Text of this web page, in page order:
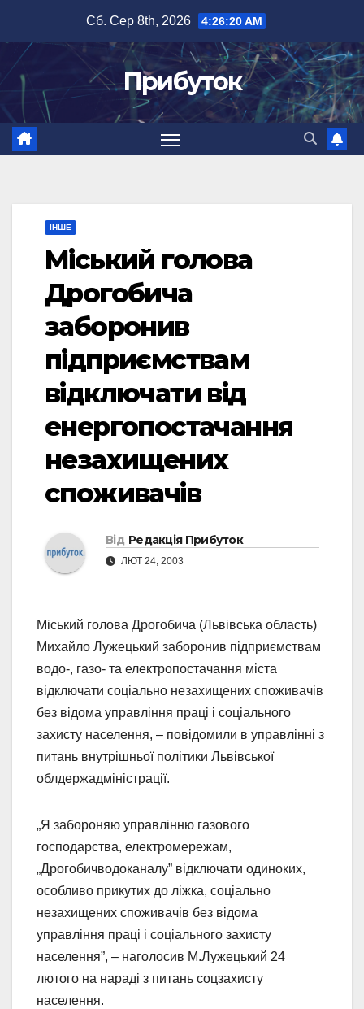
вмісту
Сб. Сер 8th, 2026 4:26:20 AM
Прибуток
ІНШЕ
Міський голова
Дрогобича
заборонив
підприємствам
відключати від
енергопостачання
незахищених
споживачів
Від Редакція Прибуток
ЛЮТ 24, 2003
Міський голова Дрогобича (Львівська область)
Михайло Лужецький заборонив підприємствам
водо-, газо- та електропостачання міста
відключати соціально незахищених споживачів
без відома управління праці і соціального
захисту населення, – повідомили в управлінні з
питань внутрішньої політики Львівської
облдержадміністрації.
„Я забороняю управлінню газового
господарства, електромережам,
„Дрогобичводоканалу” відключати одиноких,
особливо прикутих до ліжка, соціально
незахищених споживачів без відома
управління праці і соціального захисту
населення”, – наголосив М.Лужецький 24
лютого на нараді з питань соцзахисту
населення.